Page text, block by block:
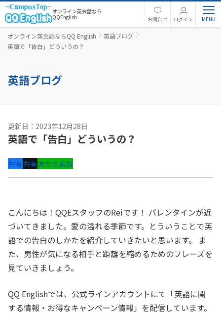
オンライン英会話なら
QQEnglish
お問合せ ログイン
オンライン英会話ならQQ English
英語ブログ
英語で「告白」どういうの？
英語ブログ
更新日：2023年12月28日
英語で「告白」どういうの？
共有共有友だち追加
こんにちは！QQEスタッフのReiです！ バレンタインが近
づいてきました。愛の溢れる季節です。とういうことで英
語での告白のしかたを紹介していきたいと思います。 ま
た、男性が気になる相手と距離を縮めるためのフレーズを
見ていきましょう。
QQ Englishでは、公式ラインアカウントにて「英語に関
する情報・お得なキャンペーン情報」を配信しています。